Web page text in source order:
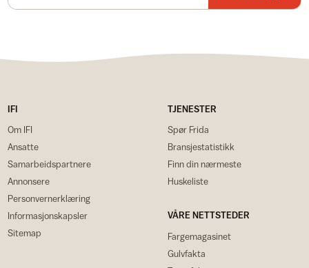
IFI
Om IFI
Ansatte
Samarbeidspartnere
Annonsere
Personvernerklæring
Informasjonskapsler
Sitemap
TJENESTER
Spør Frida
Bransjestatistikk
Finn din nærmeste
Huskeliste
VÅRE NETTSTEDER
Fargemagasinet
Gulvfakta